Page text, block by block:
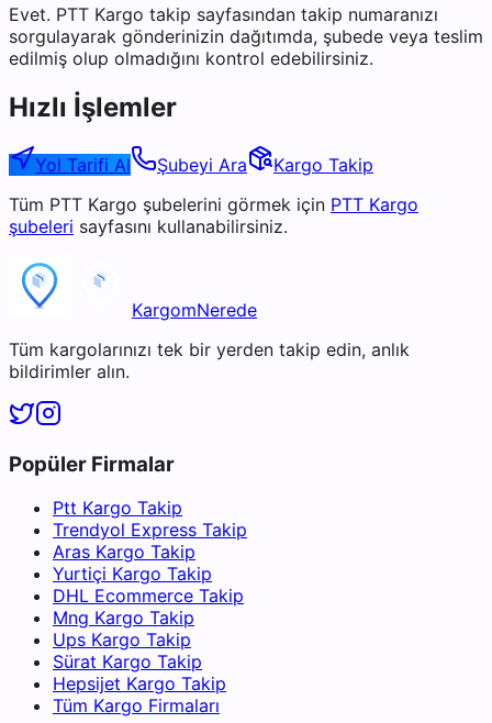
Evet. PTT Kargo takip sayfasından takip numaranızı
sorgulayarak gönderinizin dağıtımda, şubede veya teslim
edilmiş olup olmadığını kontrol edebilirsiniz.
Hızlı İşlemler
Yol Tarifi Al Şubeyi Ara
Kargo Takip
Tüm PTT Kargo şubelerini görmek için PTT Kargo
şubeleri sayfasını kullanabilirsiniz.
KargomNerede
Tüm kargolarınızı tek bir yerden takip edin, anlık
bildirimler alın.
Popüler Firmalar
Ptt Kargo Takip
Trendyol Express Takip
Aras Kargo Takip
Yurtiçi Kargo Takip
DHL Ecommerce Takip
Mng Kargo Takip
Ups Kargo Takip
Sürat Kargo Takip
Hepsijet Kargo Takip
Tüm Kargo Firmaları